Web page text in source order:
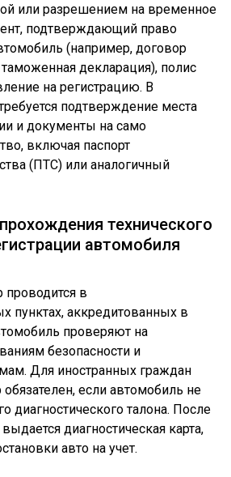
или разрешением на временное
подтверждающий право
(например, договор
декларация), полис
на регистрацию. В
подтверждение места
и документы на само
включая паспорт
(ПТС) или аналогичный
технического
автомобиля
проводится в
пунктах, аккредитованных в
проверяют на
безопасности и
Для иностранных граждан
обязателен, если автомобиль не
диагностического талона. После
диагностическая карта,
авто на учет.